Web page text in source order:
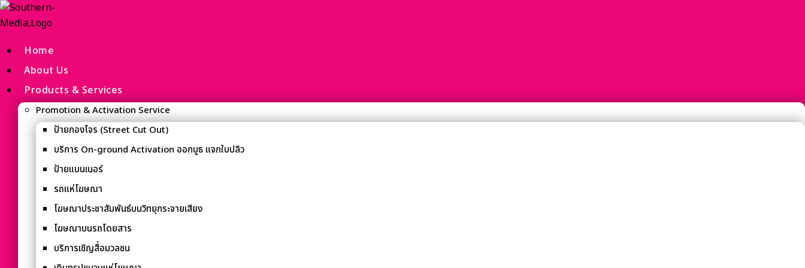
Home
About Us
Products & Services
Promotion & Activation Service
ป้ายกองโจร (Street Cut Out)
บริการ On-ground Activation ออกบูธ แจกใบปลิว
ป้ายแบนเนอร์
รถแห่โฆษณา
โฆษณาประชาสัมพันธ์บนวิทยุกระจายเสียง
โฆษณาบนรถโดยสาร
บริการเชิญสื่อมวลชน